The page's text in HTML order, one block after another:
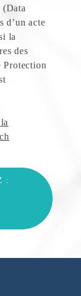
(Data
d’un acte
la
des
Protection
: